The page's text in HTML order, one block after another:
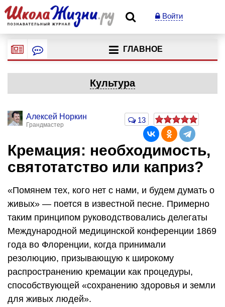
Войти
ГЛАВНОЕ
Культура
Алексей Норкин
Грандмастер
13
Кремация: необходимость,
святотатство или каприз?
«Помянем тех, кого нет с нами, и будем думать о
живых» — поется в известной песне. Примерно
таким принципом руководствовались делегаты
Международной медицинской конференции 1869
года во Флоренции, когда принимали
резолюцию, призывающую к широкому
распространению кремации как процедуры,
способствующей «сохранению здоровья и земли
для живых людей».